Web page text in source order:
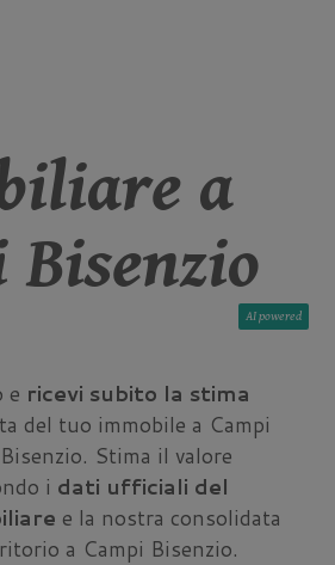
a
Bisenzio
AI
e ricevi subito la stima
del tuo immobile a Campi
Stima il valore
i dati ufficiali del
e la nostra consolidata
a Campi Bisenzio.